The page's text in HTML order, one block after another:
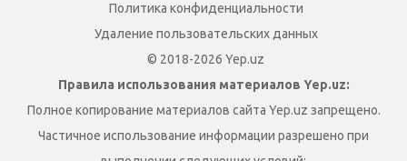
Политика конфиденциальности
Удаление пользовательских данных
© 2018-2026 Yep.uz
Правила использования материалов Yep.uz:
Полное копирование материалов сайта Yep.uz запрещено.
Частичное использование информации разрешено при